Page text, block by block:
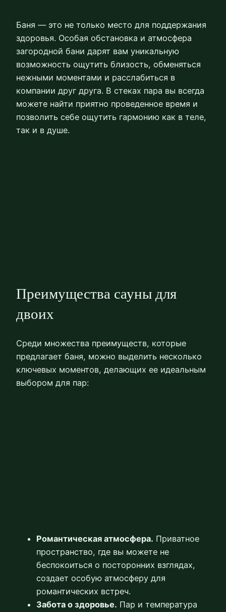
Баня — это не только место для поддержания
здоровья. Особая обстановка и атмосфера
загородной бани дарят вам уникальную
возможность ощутить близость, обменяться
нежными моментами и расслабиться в
компании друг друга. В стеках пара вы всегда
можете найти приятно проведенное время и
позволить себе ощутить гармонию как в теле,
так и в душе.
Преимущества сауны для
двоих
Среди множества преимуществ, которые
предлагает баня, можно выделить несколько
ключевых моментов, делающих ее идеальным
выбором для пар:
Романтическая атмосфера. Приватное
пространство, где вы можете не
беспокоиться о посторонних взглядах,
создает особую атмосферу для
романтических встреч.
Забота о здоровье. Пар и температура